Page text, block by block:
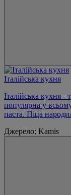
Італійська кухня
Італійська кухня -
популярна у
паста. Піца
Джерело: Kamis